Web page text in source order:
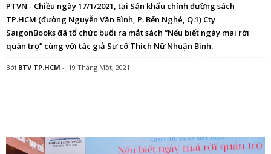
PTVN - Chiều ngày 17/1/2021, tại Sân khấu chính đường sách
TP.HCM (đường Nguyễn Văn Bình, P. Bến Nghé, Q.1) Cty
SaigonBooks đã tổ chức buổi ra mắt sách “Nếu biết ngày mai rời
quán trọ” cùng với tác giả Sư cô Thích Nữ Nhuận Bình.
Bởi BTV TP.HCM - 19 Tháng Một, 2021